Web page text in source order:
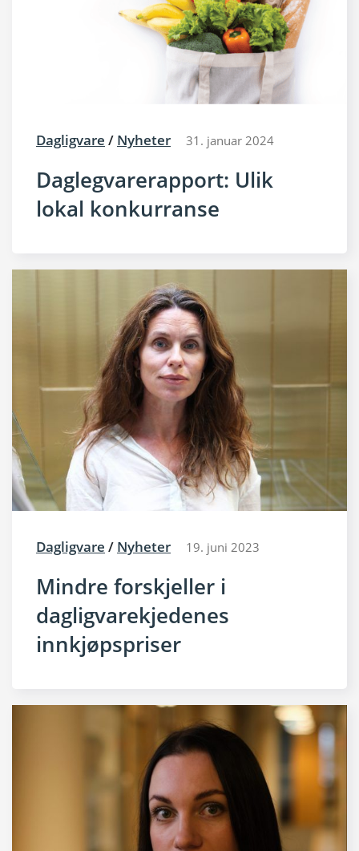
Dagligvare / Nyheter 31. januar 2024
Daglegvarerapport: Ulik
lokal konkurranse
Dagligvare / Nyheter 19. juni 2023
Mindre forskjeller i
dagligvarekjedenes
innkjøpspriser